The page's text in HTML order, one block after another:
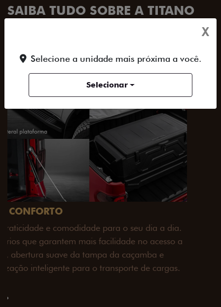
SAIBA TUDO SOBRE A TITANO
PACK OFF-ROAD
Prepare sua picape para qualquer desafio. O Pack
off-road combina engate de reboque para até 3,5
toneladas, alargadores de para-lamas e overbumper,
oferecendo mais capacidade de reboque, proteção
imponente para enfrentar qualquer terreno com
X
Selecione a unidade mais próxima a você.
Selecionar